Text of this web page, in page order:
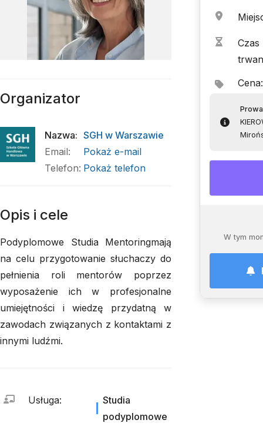
Czas
Cena:
W tym
Organizator
Nazwa: SGH w Warszawie
Email:
Pokaż e-mail
Telefon: Pokaż telefon
Opis i cele
Podyplomowe Studia Mentoringmają
na celu przygotowanie słuchaczy do
pełnienia roli mentorów poprzez
wyposażenie ich w profesjonalne
umiejętności i wiedzę przydatną w
zawodach związanych z kontaktami z
innymi ludźmi.
Usługa:
Studia
podyplomowe